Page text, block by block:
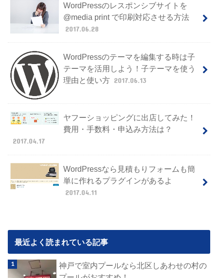
WordPressのレスポンシブサイトを
@media print で印刷対応させる方法
2017.06.28
WordPressのテーマを編集する時は子
テーマを活用しよう！子テーマを使う
理由と使い方 2017.06.13
ヤフーショッピングに出店してみた！
費用・手数料・申込み方法は？
2017.04.17
WordPressなら見積もりフォームも簡
単に作れるプラグインがあるよ
2017.04.11
最近よく読まれている記事
神戸で室内プールなら北区しあわせの村の